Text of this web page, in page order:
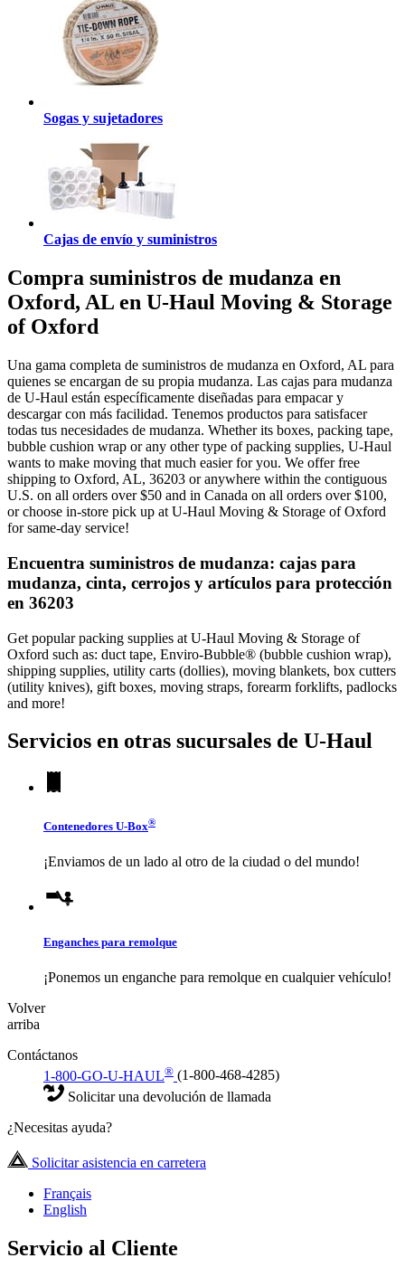
Sogas y sujetadores
Cajas de envío y suministros
Compra suministros de mudanza en
Oxford, AL en U-Haul Moving & Storage
of Oxford
Una gama completa de suministros de mudanza en Oxford, AL para
quienes se encargan de su propia mudanza. Las cajas para mudanza
de U-Haul están específicamente diseñadas para empacar y
descargar con más facilidad. Tenemos productos para satisfacer
todas tus necesidades de mudanza. Whether its boxes, packing tape,
bubble cushion wrap or any other type of packing supplies, U-Haul
wants to make moving that much easier for you. We offer free
shipping to Oxford, AL, 36203 or anywhere within the contiguous
U.S. on all orders over $50 and in Canada on all orders over $100,
or choose in-store pick up at U-Haul Moving & Storage of Oxford
for same-day service!
Encuentra suministros de mudanza: cajas para
mudanza, cinta, cerrojos y artículos para protección
en 36203
Get popular packing supplies at U-Haul Moving & Storage of
Oxford such as: duct tape, Enviro-Bubble® (bubble cushion wrap),
shipping supplies, utility carts (dollies), moving blankets, box cutters
(utility knives), gift boxes, moving straps, forearm forklifts, padlocks
and more!
Servicios en otras sucursales de U-Haul
Contenedores U-Box®
¡Enviamos de un lado al otro de la ciudad o del mundo!
Enganches para remolque
¡Ponemos un enganche para remolque en cualquier vehículo!
Volver
arriba
Contáctanos
1-800-GO-U-HAUL® (1-800-468-4285)
Solicitar una devolución de llamada
¿Necesitas ayuda?
Solicitar asistencia en carretera
Français
English
Servicio al Cliente